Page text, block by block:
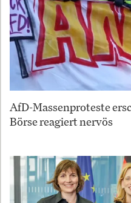
AfD-Massenproteste
Börse reagiert nervös